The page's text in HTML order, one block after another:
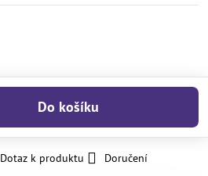
Do košíku
Dotaz k produktu
Doručení